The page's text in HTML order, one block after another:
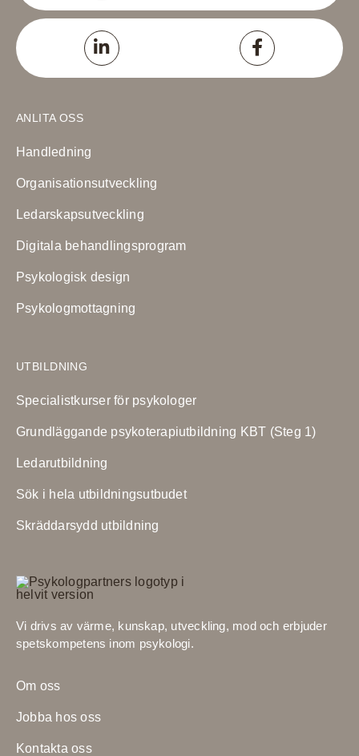
ANLITA OSS
Handledning
Organisationsutveckling
Ledarskapsutveckling
Digitala behandlingsprogram
Psykologisk design
Psykologmottagning
UTBILDNING
Specialistkurser för psykologer
Grundläggande psykoterapiutbildning KBT (Steg 1)
Ledarutbildning
Sök i hela utbildningsutbudet
Skräddarsydd utbildning
Vi drivs av värme, kunskap, utveckling, mod och erbjuder
spetskompetens inom psykologi.
Om oss
Jobba hos oss
Kontakta oss